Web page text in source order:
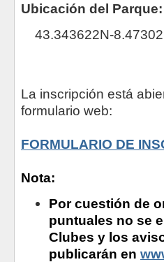
Ubicación del Parque:
43.343622N-
La inscripción está
formulario web:
FORMULARIO DE
Nota:
Por cuestión de
puntuales no se
Clubes y los
publicarán en